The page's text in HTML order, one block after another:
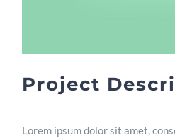
Project
Lorem ipsum dolor sit amet,